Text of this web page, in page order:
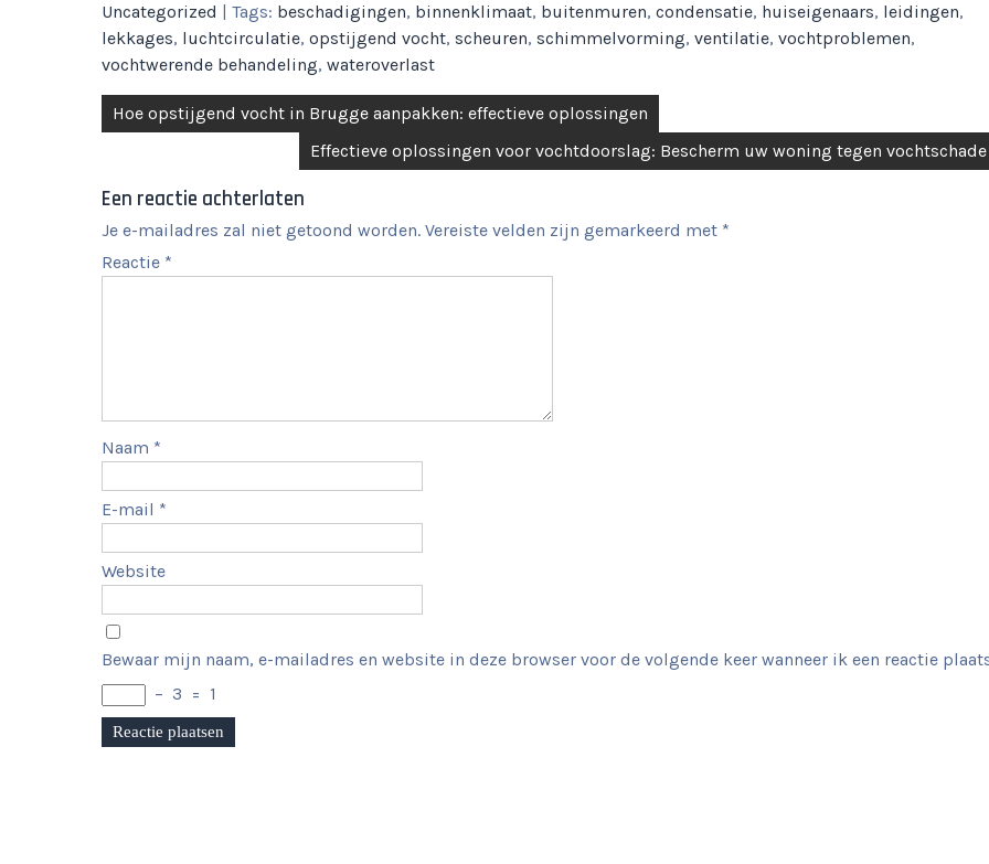
Uncategorized | Tags: beschadigingen, binnenklimaat, buitenmuren, condensatie, huiseigenaars, leidingen,
lekkages, luchtcirculatie, opstijgend vocht, scheuren, schimmelvorming, ventilatie, vochtproblemen,
vochtwerende behandeling, wateroverlast
Berichtnavigatie
Hoe opstijgend vocht in Brugge aanpakken: effectieve oplossingen
Effectieve oplossingen voor vochtdoorslag: Bescherm uw woning tegen vochtschade
Een reactie achterlaten
Je e-mailadres zal niet getoond worden. Vereiste velden zijn gemarkeerd met *
Reactie *
Naam *
E-mail *
Website
Bewaar mijn naam, e-mailadres en website in deze browser voor de volgende keer wanneer ik een reactie
− 3 = 1